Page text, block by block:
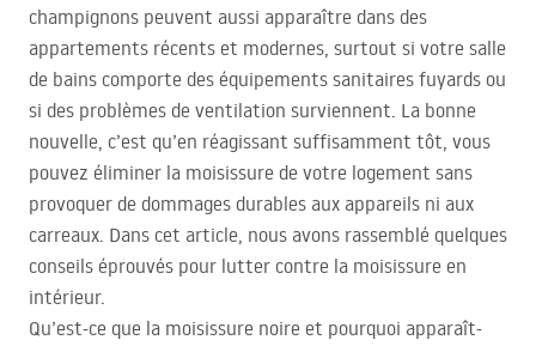
champignons peuvent aussi apparaître dans des
appartements récents et modernes, surtout si votre salle
de bains comporte des équipements sanitaires fuyards ou
si des problèmes de ventilation surviennent. La bonne
nouvelle, c’est qu’en réagissant suffisamment tôt, vous
pouvez éliminer la moisissure de votre logement sans
provoquer de dommages durables aux appareils ni aux
carreaux. Dans cet article, nous avons rassemblé quelques
conseils éprouvés pour lutter contre la moisissure en
intérieur.
Qu’est-ce que la moisissure noire et pourquoi apparaît-